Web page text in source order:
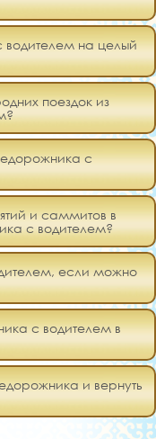
на целый
поездок из
с
и саммитов в
с водителем?
если можно
с водителем в
и вернуть